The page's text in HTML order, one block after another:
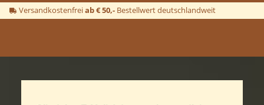
Versandkostenfreiab € 50,- Bestellwert deutschlandweit